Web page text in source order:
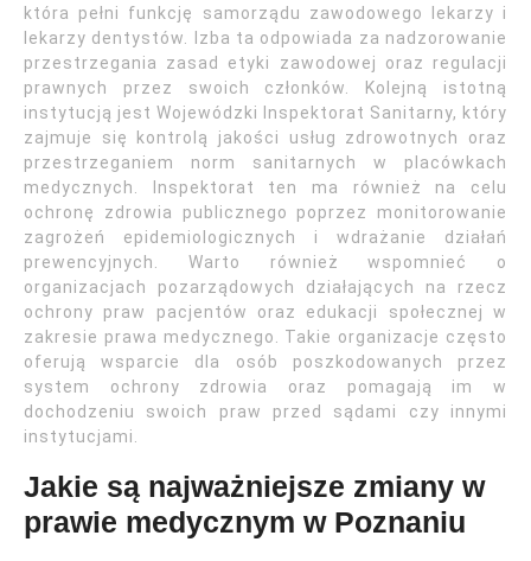
która pełni funkcję samorządu zawodowego lekarzy i
lekarzy dentystów. Izba ta odpowiada za nadzorowanie
przestrzegania zasad etyki zawodowej oraz regulacji
prawnych przez swoich członków. Kolejną istotną
instytucją jest Wojewódzki Inspektorat Sanitarny, który
zajmuje się kontrolą jakości usług zdrowotnych oraz
przestrzeganiem norm sanitarnych w placówkach
medycznych. Inspektorat ten ma również na celu
ochronę zdrowia publicznego poprzez monitorowanie
zagrożeń epidemiologicznych i wdrażanie działań
prewencyjnych. Warto również wspomnieć o
organizacjach pozarządowych działających na rzecz
ochrony praw pacjentów oraz edukacji społecznej w
zakresie prawa medycznego. Takie organizacje często
oferują wsparcie dla osób poszkodowanych przez
system ochrony zdrowia oraz pomagają im w
dochodzeniu swoich praw przed sądami czy innymi
instytucjami.
Jakie są najważniejsze zmiany w
prawie medycznym w Poznaniu